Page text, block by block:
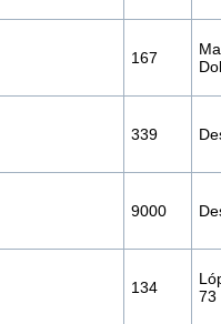
167
339
9000
134
73